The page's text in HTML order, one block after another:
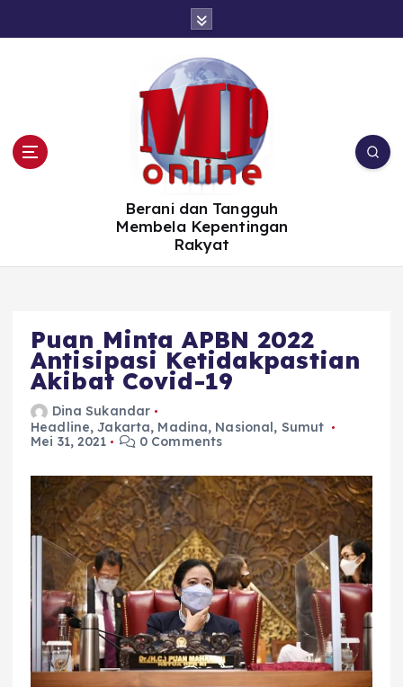
Berani dan Tangguh
Membela Kepentingan
Rakyat
Puan Minta APBN 2022
Antisipasi Ketidakpastian
Akibat Covid-19
Dina Sukandar
Headline,Jakarta, Madina, Nasional , Sumut
Mei 31, 2021
0 Comments